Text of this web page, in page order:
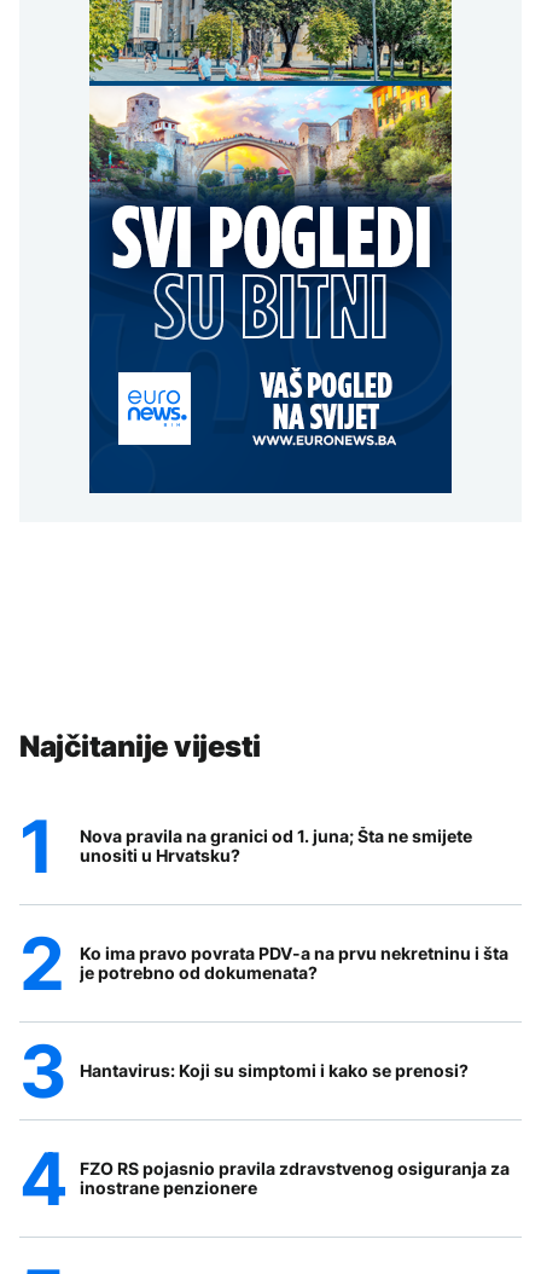
Najčitanije vijesti
Nova pravila na granici od 1. juna; Šta ne smijete
unositi u Hrvatsku?
Ko ima pravo povrata PDV-a na prvu nekretninu i šta
je potrebno od dokumenata?
Hantavirus: Koji su simptomi i kako se prenosi?
FZO RS pojasnio pravila zdravstvenog osiguranja za
inostrane penzionere